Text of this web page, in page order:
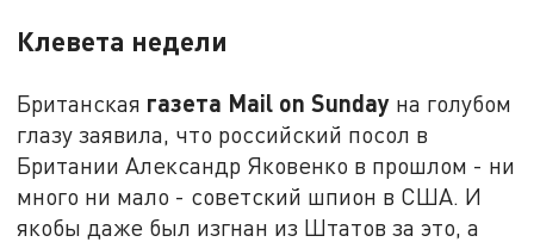
Клевета недели
Британская газета Mail on Sunday на голубом
глазу заявила, что российский посол в
Британии Александр Яковенко в прошлом - ни
много ни мало - советский шпион в США. И
якобы даже был изгнан из Штатов за это, а